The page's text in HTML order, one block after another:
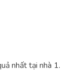
nhất tại nhà 1.